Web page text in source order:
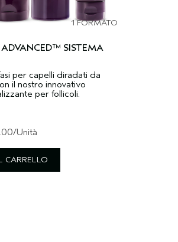
1 FORMATO
ADVANCED™ SISTEMA
per capelli diradati da
il nostro innovativo
per follicoli.
/Unità
CARRELLO